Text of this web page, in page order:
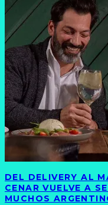
DEL DELIVERY AL
CENAR VUELVE A
MUCHOS